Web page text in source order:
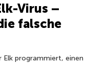
Virus –
falsche
Elk programmiert, einen